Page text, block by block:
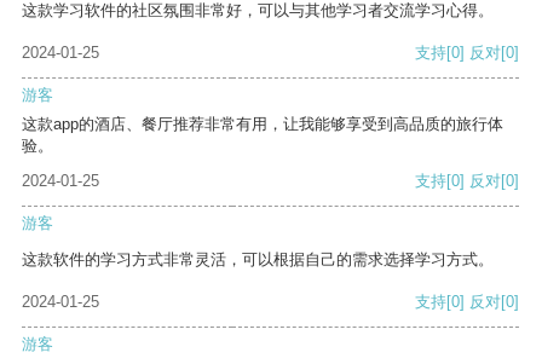
这款学习软件的社区氛围非常好，可以与其他学习者交流学习心得。
2024-01-25 支持[0] 反对[0]
游客
这款app的酒店、餐厅推荐非常有用，让我能够享受到高品质的旅行体
验。
2024-01-25
支持[0] 反对[0]
游客
这款软件的学习方式非常灵活，可以根据自己的需求选择学习方式。
2024-01-25 支持[0] 反对[0]
游客